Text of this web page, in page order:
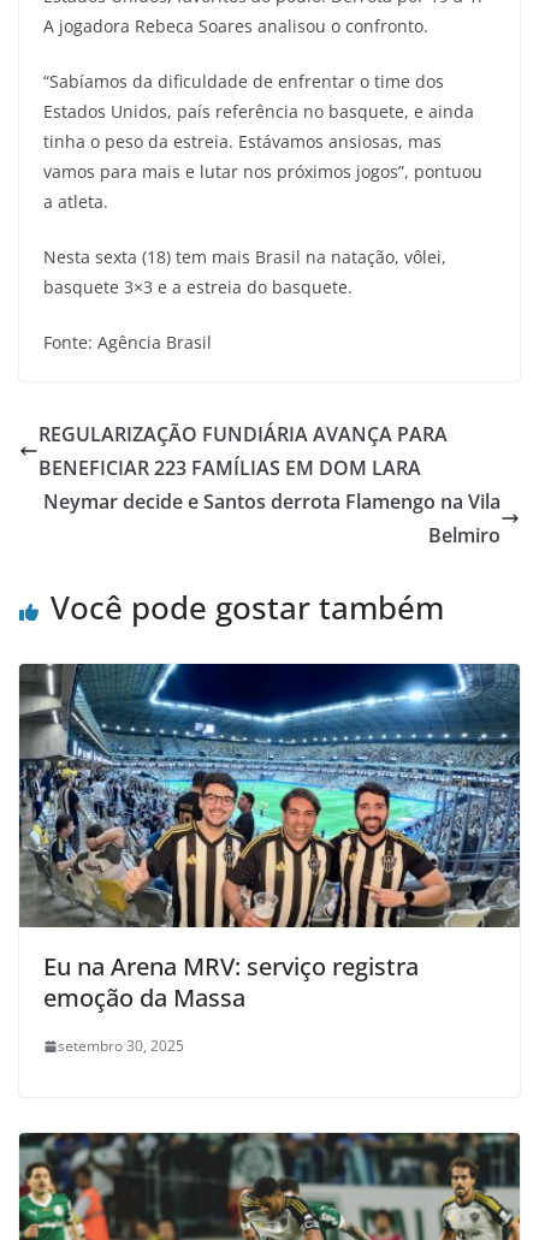
A jogadora Rebeca Soares analisou o confronto.
“Sabíamos da dificuldade de enfrentar o time dos
Estados Unidos, país referência no basquete, e ainda
tinha o peso da estreia. Estávamos ansiosas, mas
vamos para mais e lutar nos próximos jogos”, pontuou
a atleta.
Nesta sexta (18) tem mais Brasil na natação, vôlei,
basquete 3×3 e a estreia do basquete.
Fonte: Agência Brasil
REGULARIZAÇÃO FUNDIÁRIA AVANÇA PARA
BENEFICIAR 223 FAMÍLIAS EM DOM LARA
Neymar decide e Santos derrota Flamengo na Vila
Belmiro
Você pode gostar também
Eu na Arena MRV: serviço registra
emoção da Massa
setembro 30, 2025